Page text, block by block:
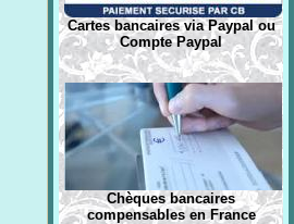
Cartes bancaires via Paypal ou
Compte Paypal
Chèques bancaires
compensables en France